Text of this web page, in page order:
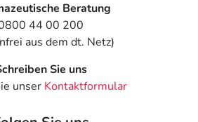
Beratung
44 00 200
aus dem dt. Netz)
Sie uns
unser Kontaktformular